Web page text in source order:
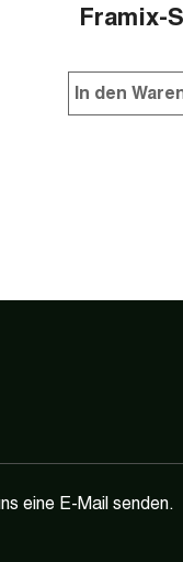
Framix-
In den
eine E-Mail senden.